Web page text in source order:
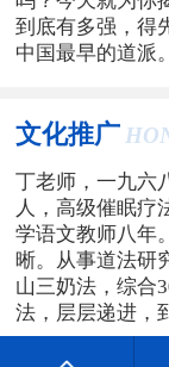
到底有多强，得
中国最早的道派
文化推广
丁老师，一九六
人，高级催眠疗
学语文教师八年
晰。从事道法研
山三奶法，综合
法，层层递进，